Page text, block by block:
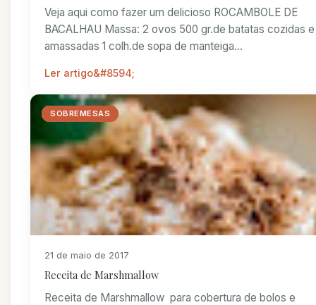
Veja aqui como fazer um delicioso ROCAMBOLE DE
BACALHAU Massa: 2 ovos 500 gr.de batatas cozidas e
amassadas 1 colh.de sopa de manteiga...
Ler artigo
BOLOS
CUPCAKES
DOCES
SOBREMESAS
21 de maio de 2017
Receita de Marshmallow
Receita de Marshmallow para cobertura de bolos e